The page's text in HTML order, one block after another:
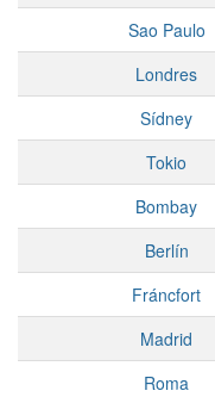
Sao Paulo
Londres
Sídney
Tokio
Bombay
Berlín
Fráncfort
Madrid
Roma